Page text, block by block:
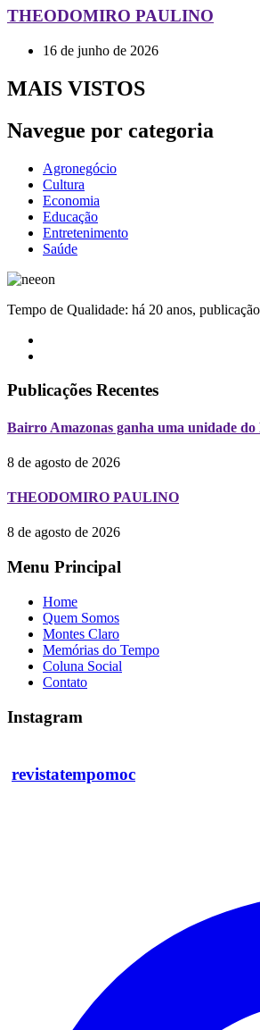
THEODOMIRO PAULINO
16 de junho de 2026
MAIS VISTOS
Navegue por categoria
Agronegócio
Cultura
Economia
Educação
Entretenimento
Saúde
Tempo de Qualidade: há 20 anos,
Publicações Recentes
Bairro Amazonas ganha uma unidade
8 de agosto de 2026
THEODOMIRO PAULINO
8 de agosto de 2026
Menu Principal
Home
Quem Somos
Montes Claro
Memórias do Tempo
Coluna Social
Contato
Instagram
revistatempomoc